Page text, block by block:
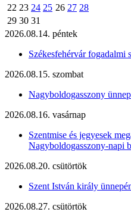
22 23 24 25 26 27 28
29 30 31
2026.08.14. péntek
Székesfehérvár fogadalmi
2026.08.15. szombat
Nagyboldogasszony
2026.08.16. vasárnap
Szentmise és jegyesek
Nagyboldogasszony-napi
2026.08.20. csütörtök
Szent István király
2026.08.27. csütörtök